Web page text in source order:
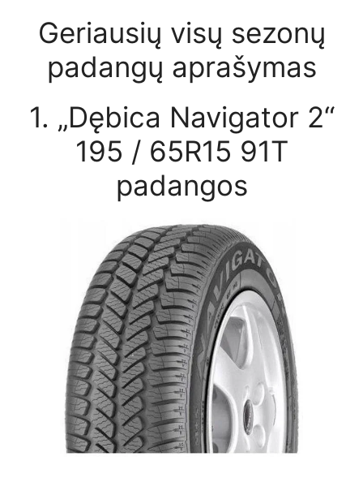
Geriausių visų sezonų
padangų aprašymas
1. „Dębica Navigator 2“
195 / 65R15 91T
padangos